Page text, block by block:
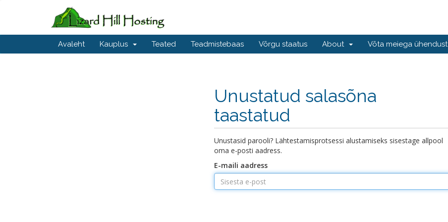
Avaleht Kauplus Teated Teadmistebaas Võrgu staatus About Võta meiega ühendust
Unustatud salasõna
taastatud
Unustasid parooli? Lähtestamisprotsessi alustamiseks sisestage allpool
oma e-posti aadress.
E-maili aadress